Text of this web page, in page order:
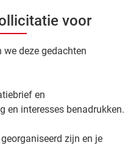
voor
deze gedachten
en
en interesses benadrukken.
zijn en je